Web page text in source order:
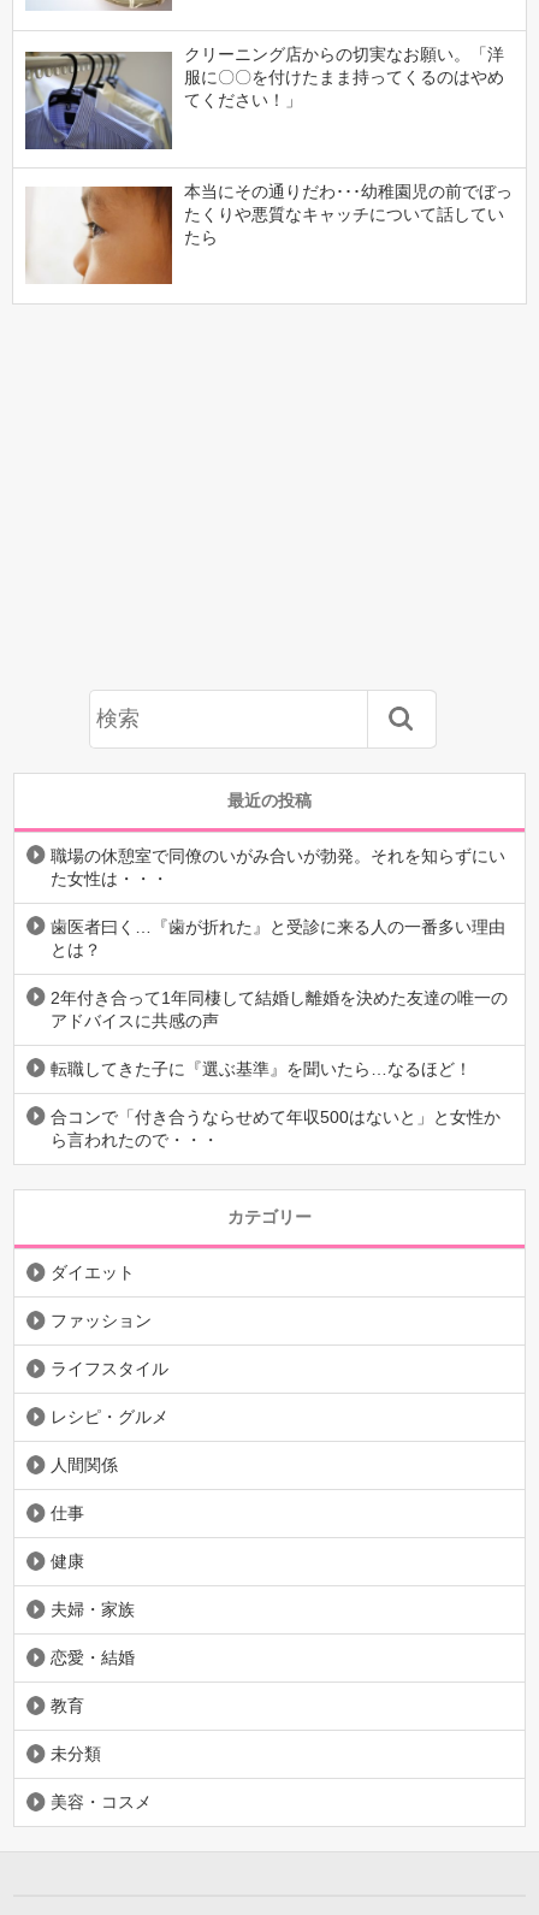
クリーニング店からの切実なお願い。「洋
服に〇〇を付けたまま持ってくるのはやめ
てください！」
本当にその通りだわ･･･幼稚園児の前でぼっ
たくりや悪質なキャッチについて話してい
たら
最近の投稿
職場の休憩室で同僚のいがみ合いが勃発。それを知らずにい
た女性は・・・
歯医者曰く…『歯が折れた』と受診に来る人の一番多い理由
とは？
2年付き合って1年同棲して結婚し離婚を決めた友達の唯一の
アドバイスに共感の声
転職してきた子に『選ぶ基準』を聞いたら…なるほど！
合コンで「付き合うならせめて年収500はないと」と女性か
ら言われたので・・・
カテゴリー
ダイエット
ファッション
ライフスタイル
レシピ・グルメ
人間関係
仕事
健康
夫婦・家族
恋愛・結婚
教育
未分類
美容・コスメ